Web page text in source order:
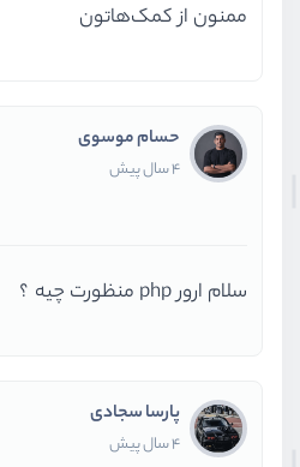
ممنون از کمک‌هاتون
حسام موسوی
4 سال پیش
سلام ارور php منظورت چیه ؟
پارسا سجادی
4 سال پیش